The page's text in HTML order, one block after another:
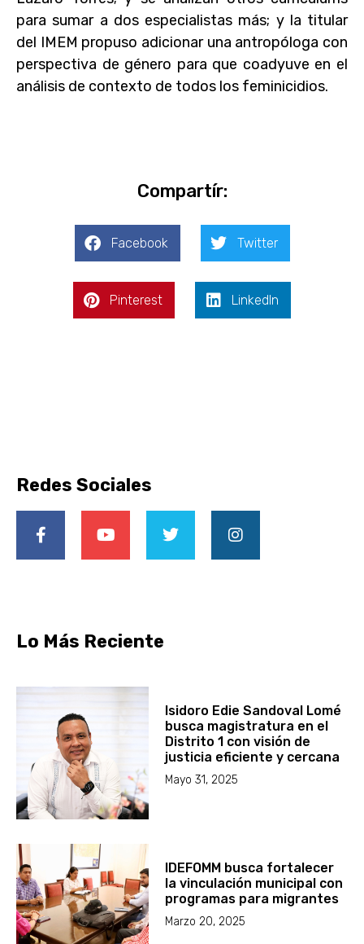
para sumar a dos especialistas más; y la titular
del IMEM propuso adicionar una antropóloga con
perspectiva de género para que coadyuve en el
análisis de contexto de todos los feminicidios.
Compartír:
Facebook Twitter
Pinterest LinkedIn
Redes Sociales
Lo Más Reciente
Isidoro Edie Sandoval Lomé
busca magistratura en el
Distrito 1 con visión de
justicia eficiente y cercana
Mayo 31, 2025
IDEFOMM busca fortalecer
la vinculación municipal con
programas para migrantes
Marzo 20, 2025